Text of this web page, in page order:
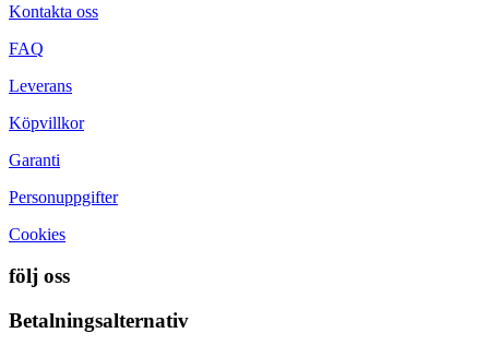
Kontakta oss
FAQ
Leverans
Köpvillkor
Garanti
Personuppgifter
Cookies
följ oss
Betalningsalternativ